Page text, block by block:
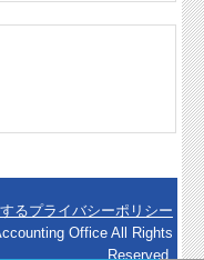
るプライバシーポリシー
Office All Rights
Reserved.